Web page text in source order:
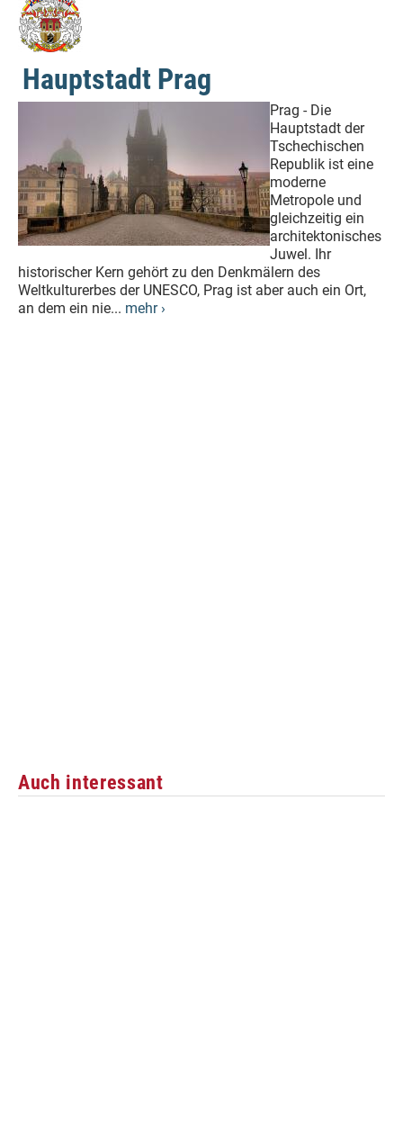
Hauptstadt Prag
Prag - Die
Hauptstadt der
Tschechischen
Republik ist eine
moderne
Metropole und
gleichzeitig ein
architektonisches
Juwel. Ihr
historischer Kern gehört zu den Denkmälern des
Weltkulturerbes der UNESCO, Prag ist aber auch ein Ort,
an dem ein nie... mehr ›
Auch interessant